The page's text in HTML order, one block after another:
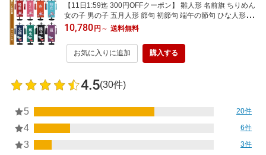
【11日1:59迄 300円OFFクーポン】 雛人形 名前旗 ちりめん
女の子 男の子 五月人形 節句 初節句 端午の節句 ひな人形 名
入れ無料 羽子板 破魔弓 おしゃれ 命名 かわいい 選べる全8
色 2サイズ 38cm 56cm 寿慶
10,780円 ～ 送料無料
お気に入りに追加 購入する
4.5(30件)
5 20件
4 6件
3 3件